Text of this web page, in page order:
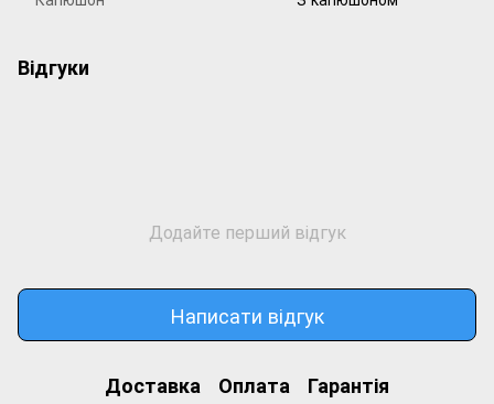
Відгуки
Додайте перший відгук
Написати відгук
Доставка Оплата Гарантія